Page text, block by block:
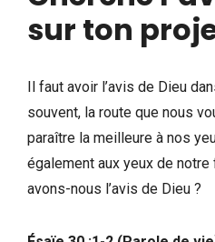
sur ton
Il faut avoir l’avis de Dieu
souvent, la route que nous
paraître la meilleure à nos
également aux yeux de
avons-nous l’avis de Dieu ?